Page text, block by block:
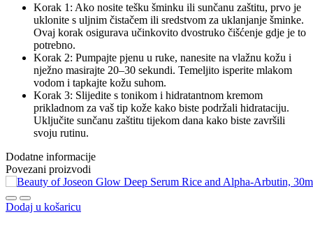
Korak 1: Ako nosite tešku šminku ili sunčanu zaštitu, prvo je
uklonite s uljnim čistačem ili sredstvom za uklanjanje šminke.
Ovaj korak osigurava učinkovito dvostruko čišćenje gdje je to
potrebno.
Korak 2: Pumpajte pjenu u ruke, nanesite na vlažnu kožu i
nježno masirajte 20–30 sekundi. Temeljito isperite mlakom
vodom i tapkajte kožu suhom.
Korak 3: Slijedite s tonikom i hidratantnom kremom
prikladnom za vaš tip kože kako biste podržali hidrataciju.
Uključite sunčanu zaštitu tijekom dana kako biste završili
svoju rutinu.
Dodatne informacije
Povezani proizvodi
Dodaj u košaricu